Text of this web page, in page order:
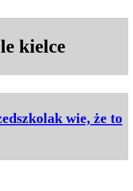
kielce
wie, że to